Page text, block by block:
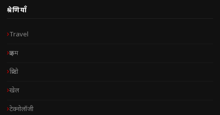
श्रेणियाँ
Travel
क्राइम
क्रिप्टो
खेल
टेक्नोलॉजी